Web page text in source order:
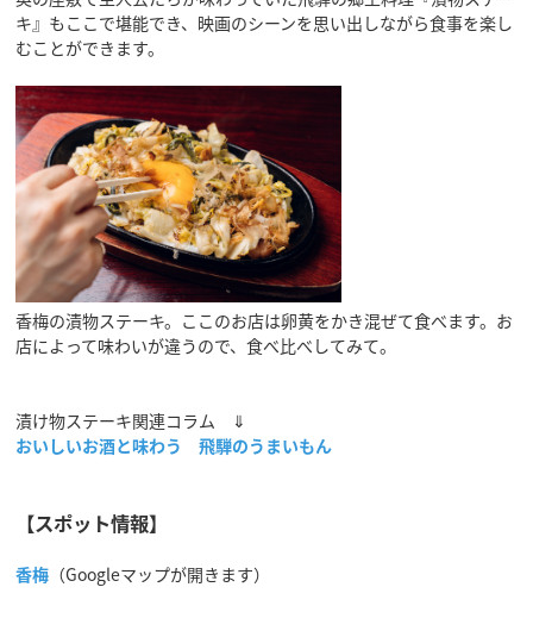
キ』もここで堪能でき、映画のシーンを思い出しながら食事を楽し
むことができます。
香梅の漬物ステーキ。ここのお店は卵黄をかき混ぜて食べます。お
店によって味わいが違うので、食べ比べしてみて。
漬け物ステーキ関連コラム ⇓
おいしいお酒と味わう 飛騨のうまいもん
【スポット情報】
香梅 （Googleマップが開きます）